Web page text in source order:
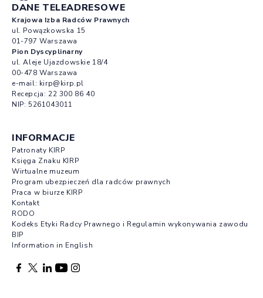
DANE TELEADRESOWE
Krajowa Izba Radców Prawnych
ul. Powązkowska 15
01-797 Warszawa
Pion Dyscyplinarny
ul. Aleje Ujazdowskie 18/4
00-478 Warszawa
e-mail: kirp@kirp.pl
Recepcja: 22 300 86 40
NIP: 5261043011
INFORMACJE
Patronaty KIRP
Księga Znaku KIRP
Wirtualne muzeum
Program ubezpieczeń dla radców prawnych
Praca w biurze KIRP
Kontakt
RODO
Kodeks Etyki Radcy Prawnego i Regulamin wykonywania zawodu
BIP
Information in English
Facebook otwierany w nowej karcie
Profil X otwierany w nowej karcie
Profil LinkedIn otwierany w nowej karcie
Profil YouTube otwierany w nowej karcie
Profil Instagram otwierany w nowej karcie